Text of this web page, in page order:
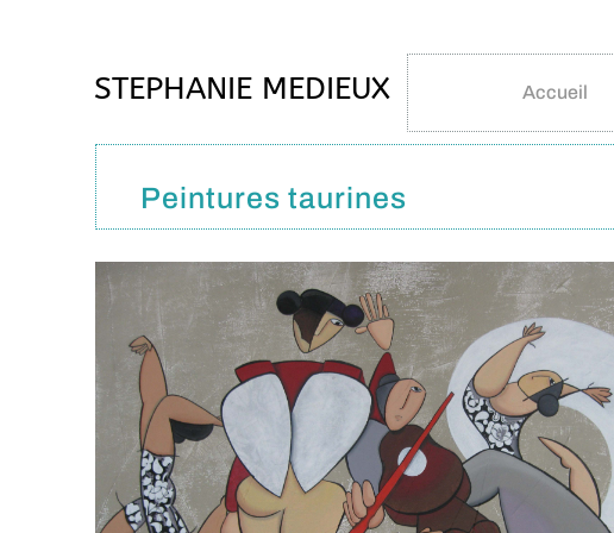
STEPHANIE MEDIEUX Accueil
Peintures taurines